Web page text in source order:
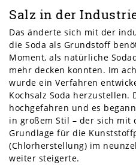
Salz in der
Das änderte sich mit der
die Soda als Grundstoff
Moment, als natürliche
mehr decken konnten. Im
wurde ein Verfahren
Kochsalz Soda herzustellen.
hochgefahren und es
in großem Stil – der sich mit
Grundlage für die
(Chlorherstellung) im
weiter steigerte.